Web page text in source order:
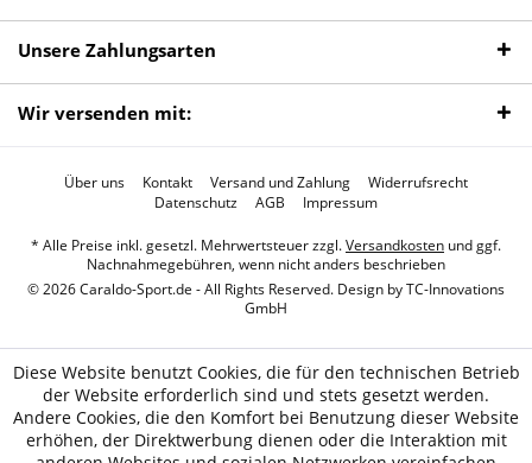
Unsere Zahlungsarten
Wir versenden mit:
Über uns Kontakt Versand und Zahlung
Widerrufsrecht
Datenschutz
AGB Impressum
* Alle Preise inkl. gesetzl. Mehrwertsteuer zzgl.Versandkosten und ggf.
Nachnahmegebühren, wenn nicht anders beschrieben
© 2026 Caraldo-Sport.de - All Rights Reserved. Design byTC-Innovations
GmbH
Diese Website benutzt Cookies, die für den technischen Betrieb
der Website erforderlich sind und stets gesetzt werden.
Andere Cookies, die den Komfort bei Benutzung dieser Website
erhöhen, der Direktwerbung dienen oder die Interaktion mit